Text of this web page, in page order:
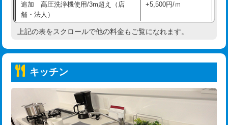
持込商品取付（浄水器・分岐水栓） 16,500円
持込商品取付（温水洗浄便座） 22,000円
持込商品取付（普通便座⇔温水洗浄便
22,000円
給水管工事※（ホール加工)
給水管工事※（バンド止め) 3,300円
給水管工事※（支持金具設置) 5,500円
追加 高圧洗浄機使用/3m超え（店
舗・法人）
+5,500円/ｍ
高度高圧洗浄換 現地調査
トーラー機使用/3mまで
追加トーラー機使用/3m超え +3,300円
カメラ調査 33,000円
上記の表をスクロールで他の料金もご覧になれます。
キッチン